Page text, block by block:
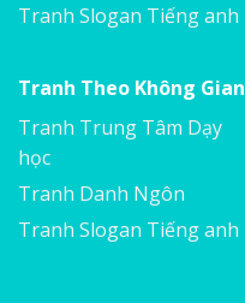
Tranh Slogan Tiếng anh
Tranh Theo Không Gian
Tranh Trung Tâm Dạy
học
Tranh Danh Ngôn
Tranh Slogan Tiếng anh